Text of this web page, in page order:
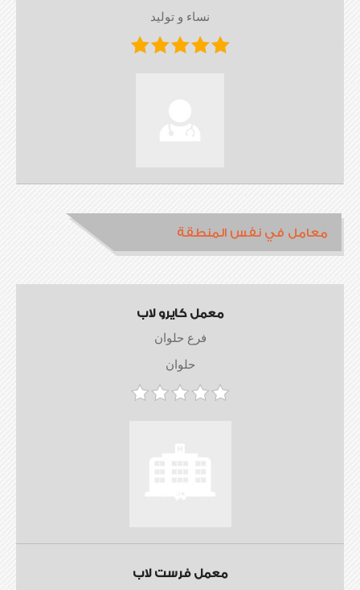
نساء و توليد
معامل في نفس المنطقة
معمل كايرو لاب
فرع حلوان
حلوان
معمل فرست لاب